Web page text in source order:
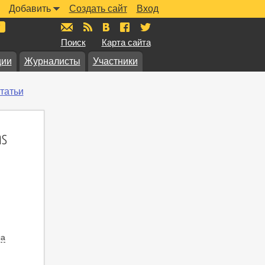
Вход
Создать сайт
Добавить
Поиск Карта сайта
Журналисты Участники